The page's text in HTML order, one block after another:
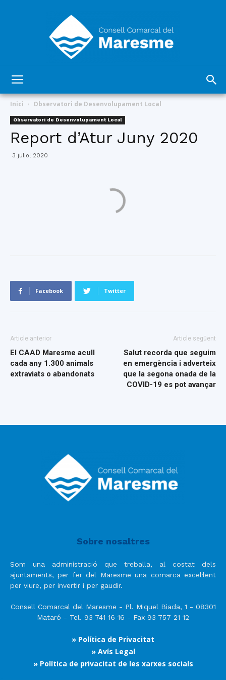
Comarcal
Inici Observatori de Desenvolupament Local
Observatori de Desenvolupament Local
Report d’Atur Juny 2020
3 juliol 2020
Facebook Twitter
Article anterior
El CAAD Maresme acull
cada any 1.300 animals
extraviats o abandonats
Article següent
Salut recorda que seguim
en emergència i adverteix
que la segona onada de la
COVID-19 es pot avançar
Sobre nosaltres
Som una administració que treballa, al costat dels
ajuntaments, per fer del Maresme una comarca excel·lent
per viure, per invertir i per gaudir.
Consell Comarcal del Maresme - Pl. Miquel Biada, 1 - 08301
Mataró - Tel. 93 741 16 16 - Fax 93 757 21 12
» Política de Privacitat
» Avís Legal
» Política de privacitat de les xarxes socials